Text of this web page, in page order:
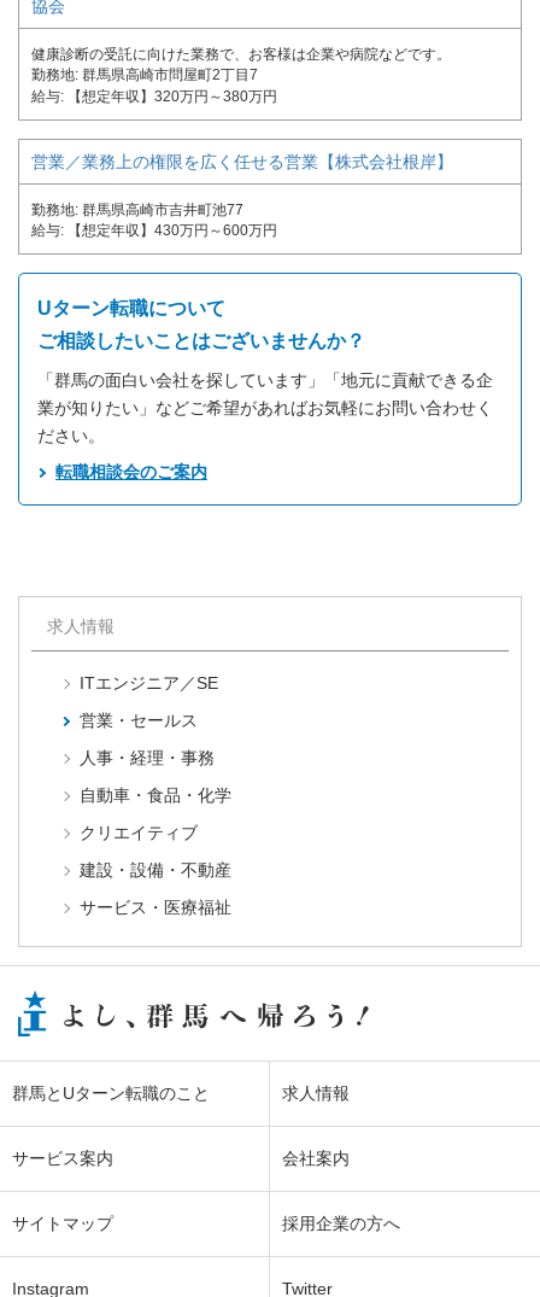
協会
健康診断の受託に向けた業務で、お客様は企業や病院などです。
勤務地 群馬県高崎市問屋町2丁目7
給与
【想定年収】320万円～380万円
営業／業務上の権限を広く任せる営業【株式会社根岸】
勤務地 群馬県高崎市吉井町池77
給与
【想定年収】430万円～600万円
Uターン転職について
ご相談したいことはございませんか？
「群馬の面白い会社を探しています」「地元に貢献できる企
業が知りたい」などご希望があればお気軽にお問い合わせく
ださい。
転職相談会のご案内
求人情報
ITエンジニア／SE
営業・セールス
人事・経理・事務
自動車・食品・化学
クリエイティブ
建設・設備・不動産
サービス・医療福祉
群馬とUターン転職のこと 求人情報
サービス案内 会社案内
サイトマップ 採用企業の方へ
Instagram Twitter